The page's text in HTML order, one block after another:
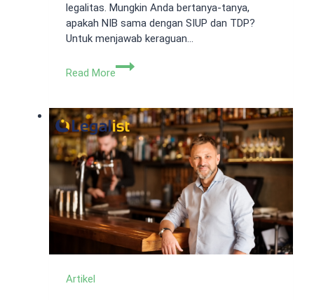
legalitas. Mungkin Anda bertanya-tanya,
apakah NIB sama dengan SIUP dan TDP?
Untuk menjawab keraguan…
Read More
Perbedaan
NIB
yang
Perlu
Diketahui
Pemilik
Usaha
Artikel